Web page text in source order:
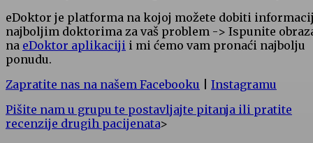
eDoktor je platforma na kojoj možete dobiti
najboljim doktorima za vaš problem -> Ispunite
na eDoktor aplikaciji i mi ćemo vam pronaći najbolju
ponudu.
Zapratite nas na našem Facebooku
Instagramu
Pišite nam u grupu te postavljajte pitanja ili pratite
recenzije drugih pacijenata>